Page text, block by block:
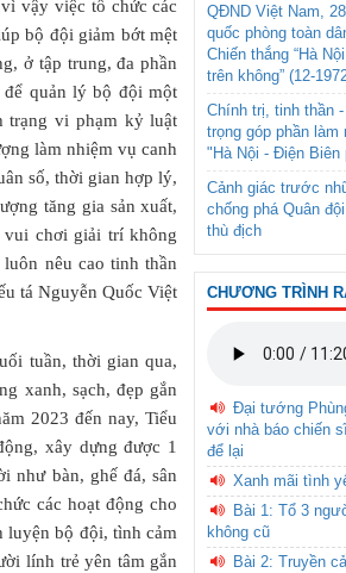
vậy việc tổ chức các
bộ đội giảm bớt mệt
ở tập trung, đa phần
quản lý bộ đội một
trạng vi phạm kỷ luật
làm nhiệm vụ canh
số, thời gian hợp lý,
tăng gia sản xuất,
vui chơi giải trí không
nêu cao tinh thần
tá Nguyễn Quốc Việt
tuần, thời gian qua,
xanh, sạch, đẹp gắn
2023 đến nay, Tiểu
xây dựng được 1
như bàn, ghế đá, sân
các hoạt động cho
luyện bộ đội, tình cảm
lính trẻ yên tâm gắn
QĐND Việt Nam,
quốc phòng toàn
Chiến thắng “Hà
trên không” (12-
Chính trị, tinh thần
trọng góp phần làm
"Hà Nội - Điện Biên
Cảnh giác trước
chống phá Quân
thù địch
CHƯƠNG TRÌNH
Đại tướng
với nhà báo chiến
để lại
Xanh mãi tình
Bài 1: Tổ 3
không cũ
Bài 2: Truyền